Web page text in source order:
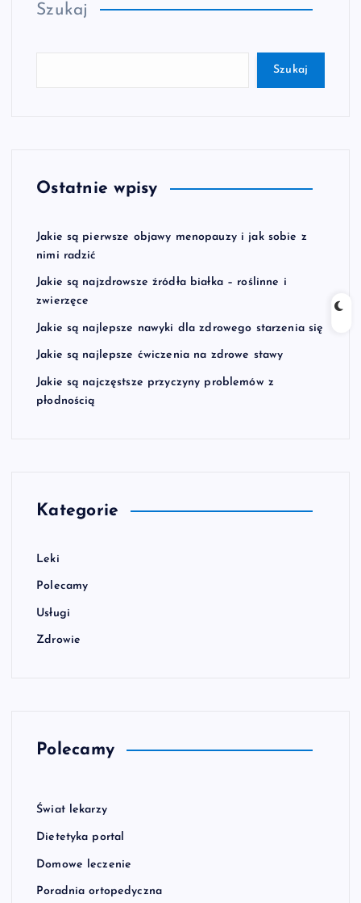
Szukaj
Szukaj
Ostatnie wpisy
Jakie są pierwsze objawy menopauzy i jak sobie z
nimi radzić
Jakie są najzdrowsze źródła białka – roślinne i
zwierzęce
Jakie są najlepsze nawyki dla zdrowego starzenia się
Jakie są najlepsze ćwiczenia na zdrowe stawy
Jakie są najczęstsze przyczyny problemów z
płodnością
Kategorie
Leki
Polecamy
Usługi
Zdrowie
Polecamy
Świat lekarzy
Dietetyka portal
Domowe leczenie
Poradnia ortopedyczna